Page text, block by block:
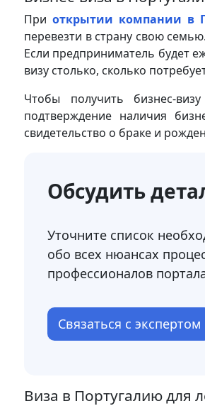
Приоткрытии компании в
перевезти в страну свою
Если предприниматель будет
визу столько, сколько
Чтобы получить бизнес-
подтверждение наличия
свидетельство о браке и
Обсудить
Уточните список
обо всех нюансах
профессионалов
Связаться с экспертом
Виза в Португалию для